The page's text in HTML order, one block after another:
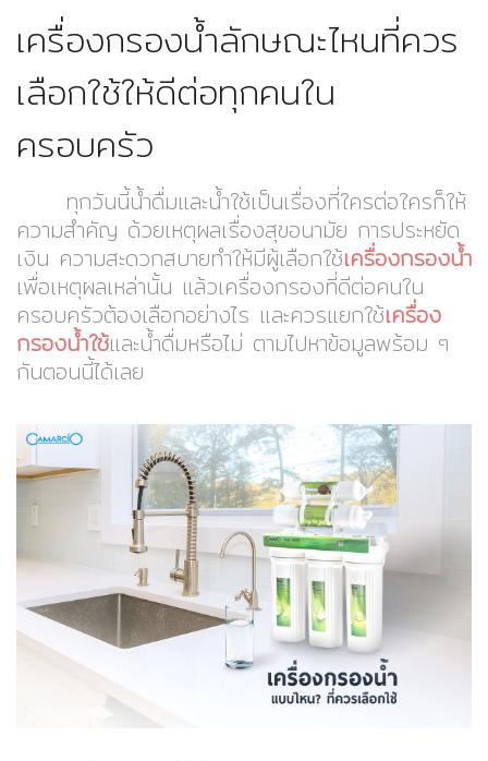
เครื่องกรองน้ำลักษณะไหนที่ควร
เลือกใช้ให้ดีต่อทุกคนใน
ครอบครัว
ทุกวันนี้น้ำดื่มและน้ำใช้เป็นเรื่องที่ใครต่อใครก็ให้
ความสำคัญ ด้วยเหตุผลเรื่องสุขอนามัย การประหยัด
เงิน ความสะดวกสบายทำให้มีผู้เลือกใช้เครื่องกรองน้ำ
เพื่อเหตุผลเหล่านั้น แล้วเครื่องกรองที่ดีต่อคนใน
ครอบครัวต้องเลือกอย่างไร และควรแยกใช้เครื่อง
กรองน้ำใช้และน้ำดื่มหรือไม่ ตามไปหาข้อมูลพร้อม ๆ
กันตอนนี้ได้เลย